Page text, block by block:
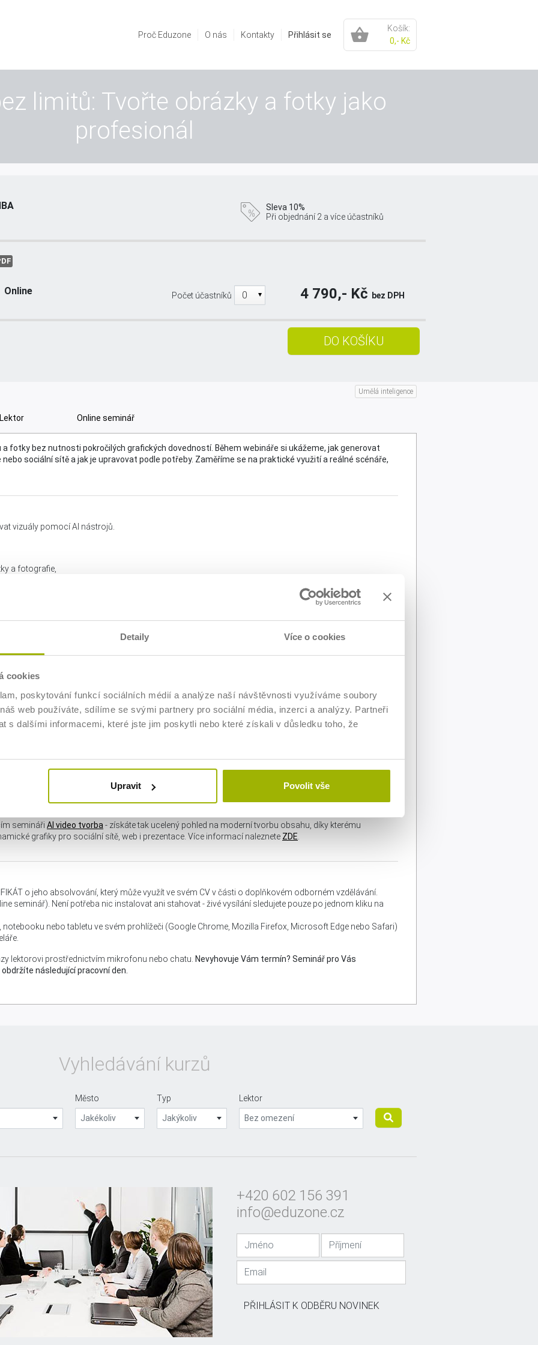
Detaily Více o cookies
cookies
poskytování funkcí sociálních médií a analýze naší návštěvnosti využíváme soubory
web používáte, sdílíme se svými partnery pro sociální média, inzerci a analýzy. Partneři
s dalšími informacemi, které jste jim poskytli nebo které získali v důsledku toho, že
Upravit Povolit vše
Přihlásit se
Proč Eduzone O nás Kontakty
Košík:
0,- Kč
limitů: Tvořte obrázky a fotky jako
profesionál
Sleva 10%
Při objednání 2 a více účastníků
Online Počet účastníků 4 790,- Kč bez DPH
Umělá inteligence
Lektor Online seminář
fotky bez nutnosti pokročilých grafických dovedností. Během webináře si ukážeme, jak generovat
sociální sítě a jak je upravovat podle potřeby. Zaměříme se na praktické využití a reálné scénáře,
vizuály pomocí AI nástrojů.
a fotografie,
vizuálů,
i běžné práci.
vizuální obsah.
semináři AI video tvorba - získáte tak ucelený pohled na moderní tvorbu obsahu, díky kterému
grafiky pro sociální sítě, web i prezentace. Více informací naleznete ZDE
o jeho absolvování, který může využít ve svém CV v části o doplňkovém odborném vzdělávání.
seminář). Není potřeba nic instalovat ani stahovat - živé vysílání sledujete pouze po jednom kliku na
notebooku nebo tabletu ve svém prohlížeči (Google Chrome, Mozilla Firefox, Microsoft Edge nebo Safari)
lektorovi prostřednictvím mikrofonu nebo chatu. Nevyhovuje Vám termín? Seminář pro Vás
následující pracovní den.
Vyhledávání kurzů
Město
Jakékoliv
Typ
Jakýkoliv
Lektor
Bez omezení
+420 602 156 391
info@eduzone.cz
PŘIHLÁSIT K ODBĚRU NOVINEK